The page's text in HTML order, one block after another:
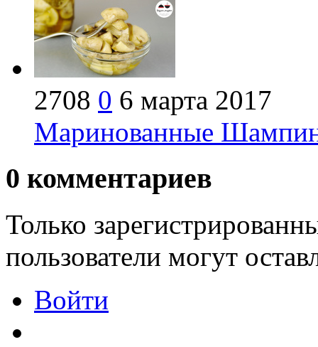
2708 0 6 марта 2017
Маринованные
0 комментариев
Только
пользователи могут
Войти